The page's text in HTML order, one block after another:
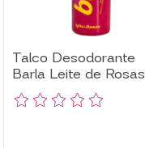
Talco Desodorante
Barla Leite de Rosas
140g